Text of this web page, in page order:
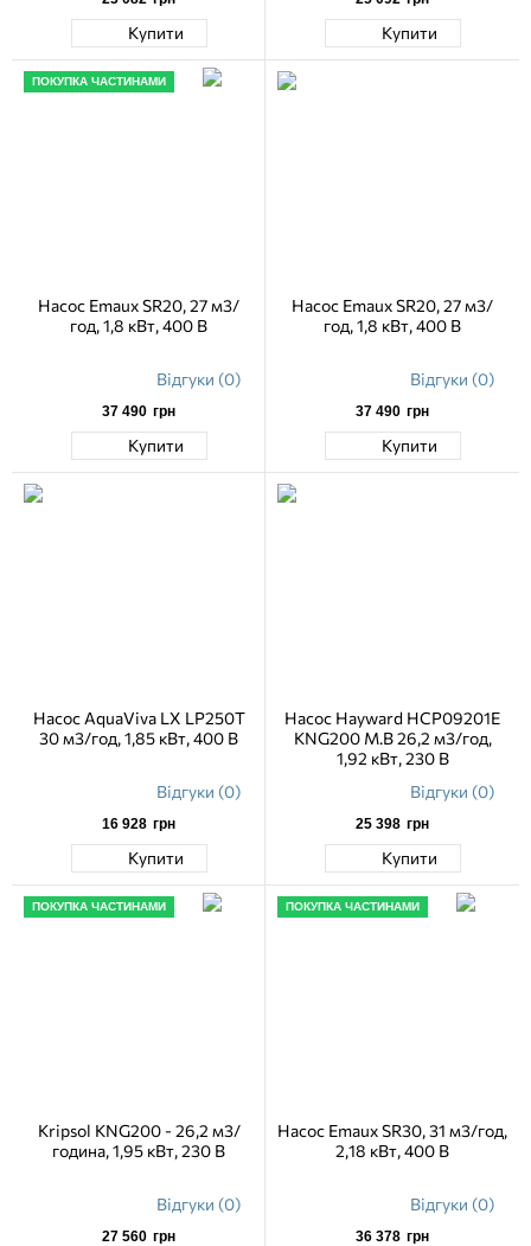
Купити Купити
ПОКУПКА ЧАСТИНАМИ
Насос Emaux SR20, 27 м3/
год, 1,8 кВт, 400 В
Відгуки (0)
37 490 грн
Купити
Насос Emaux SR20, 27 м3/
год, 1,8 кВт, 400 В
Відгуки (0)
37 490 грн
Купити
Насос AquaViva LX LP250T
30 м3/год, 1,85 кВт, 400 В
Відгуки (0)
16 928 грн
Купити
Насос Hayward HCP09201E
KNG200 M.B 26,2 м3/год,
1,92 кВт, 230 В
Відгуки (0)
25 398 грн
Купити
ПОКУПКА ЧАСТИНАМИ
Kripsol KNG200 - 26,2 м3/
година, 1,95 кВт, 230 В
Відгуки (0)
27 560 грн
ПОКУПКА ЧАСТИНАМИ
Насос Emaux SR30, 31 м3/год,
2,18 кВт, 400 В
Відгуки (0)
36 378 грн